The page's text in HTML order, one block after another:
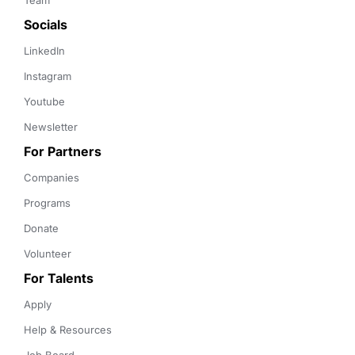
Socials
LinkedIn
Instagram
Youtube
Newsletter
For Partners
Companies
Programs
Donate
Volunteer
For Talents
Apply
Help & Resources